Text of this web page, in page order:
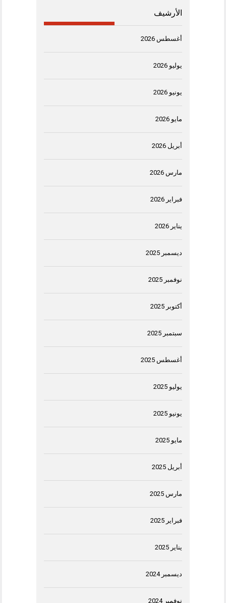
الأرشيف
أغسطس 2026
يوليو 2026
يونيو 2026
مايو 2026
أبريل 2026
مارس 2026
فبراير 2026
يناير 2026
ديسمبر 2025
نوفمبر 2025
أكتوبر 2025
سبتمبر 2025
أغسطس 2025
يوليو 2025
يونيو 2025
مايو 2025
أبريل 2025
مارس 2025
فبراير 2025
يناير 2025
ديسمبر 2024
نوفمبر 2024